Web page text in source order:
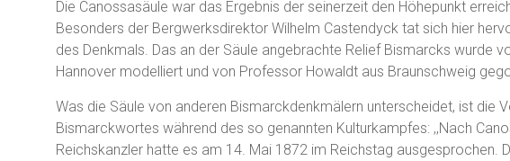
Die Canossasäule war das Ergebnis der seinerzeit den Höhepunkt
Besonders der Bergwerksdirektor Wilhelm Castendyck tat sich hier
des Denkmals. Das an der Säule angebrachte Relief Bismarcks wurde
Hannover modelliert und von Professor Howaldt aus Braunschweig
Was die Säule von anderen Bismarckdenkmälern unterscheidet, ist die
Bismarckwortes während des so genannten Kulturkampfes: ,,Nach
Reichskanzler hatte es am 14. Mai 1872 im Reichstag ausgesprochen.